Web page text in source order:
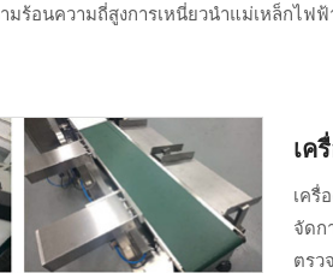
มร้อนความถี่สูงการเหนี่ยวนำแม่เหล็กไ
เค
เครื่
จัดก
ตรว